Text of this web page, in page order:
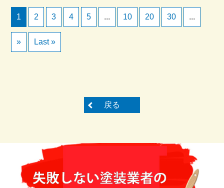
1 2 3 4 5 ... 10 20 30 ...
» Last »
戻る